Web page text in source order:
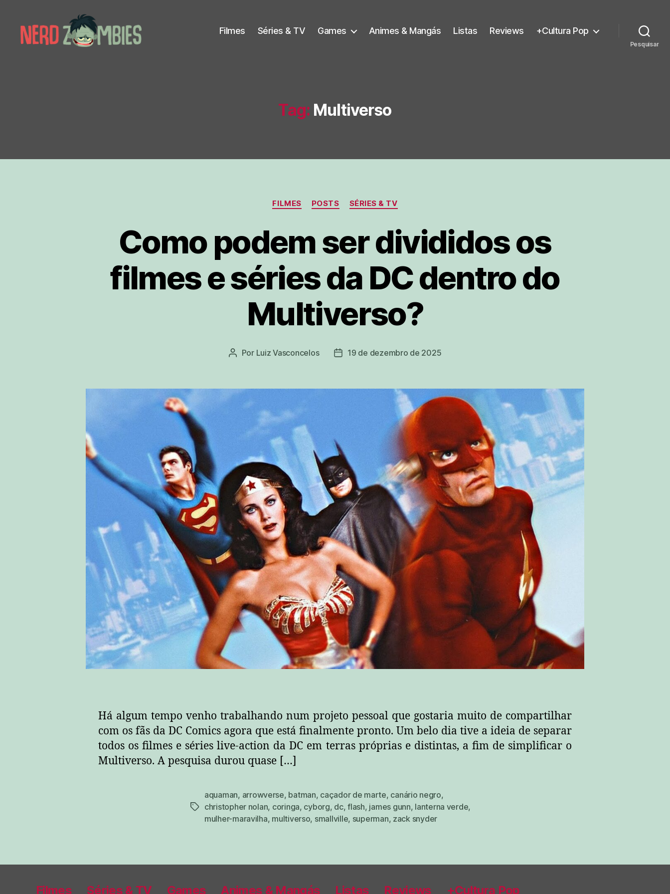
Filmes Séries & TV Games Animes & Mangás Listas Reviews +Cultura Pop
Pesquisar
Tag: Multiverso
Categorias
FILMES POSTS SÉRIES & TV
Como podem ser divididos os
filmes e séries da DC dentro do
Multiverso?
Autor
Por Luiz Vasconcelos
Data19 de dezembro de 2025
Há algum tempo venho trabalhando num projeto pessoal que gostaria muito de compartilhar
com os fãs da DC Comics agora que está finalmente pronto. Um belo dia tive a ideia de separar
todos os filmes e séries live-action da DC em terras próprias e distintas, a fim de simplificar o
Multiverso. A pesquisa durou quase […]
tags
aquaman, arrowverse, batman, caçador de marte, canário negro,
christopher nolan, coringa, cyborg, dc,flash, james gunn, lanterna verde,
mulher-maravilha, multiverso, smallville, superman, zack snyder
Filmes Séries & TV Games Animes & Mangás Listas Reviews +Cultura Pop